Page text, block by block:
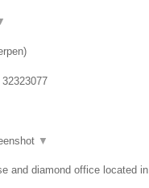
)
▼
and diamond office located in